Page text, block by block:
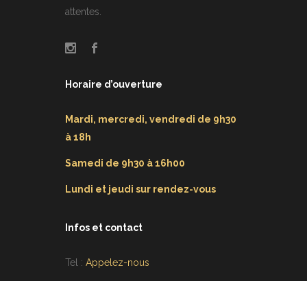
attentes.
Horaire d’ouverture
Mardi, mercredi, vendredi de 9h30
à 18h
Samedi de 9h30 à 16h00
Lundi et jeudi sur rendez-vous
Infos et contact
Tel : Appelez-nous